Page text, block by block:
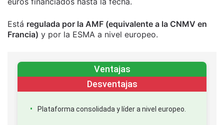
Está regulada por la AMF (equivalente a la CNMV en
Francia) y por la ESMA a nivel europeo.
Ventajas
Desventajas
Plataforma consolidada y líder a nivel europeo.